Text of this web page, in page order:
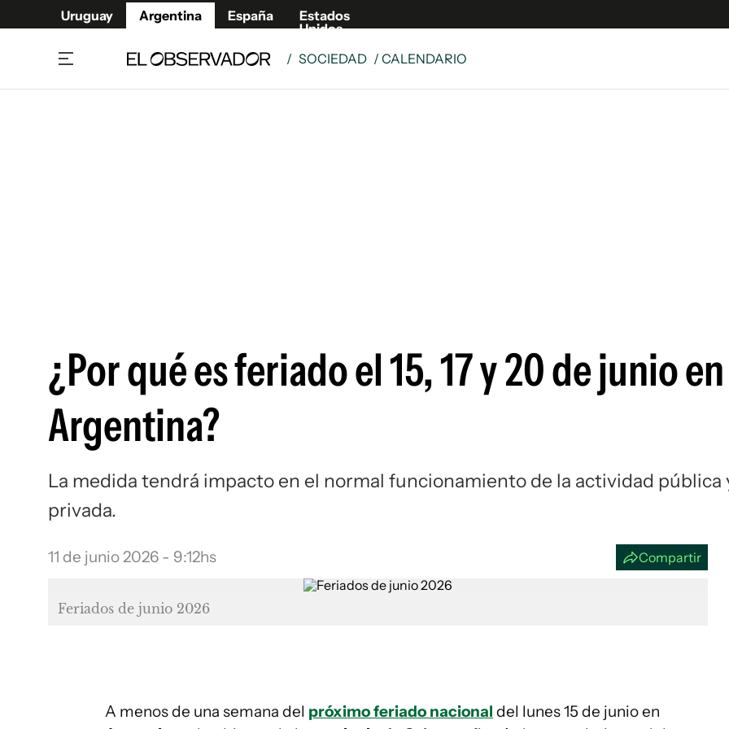
Uruguay Argentina España
Estados
Unidos
/ SOCIEDAD / CALENDARIO
¿Por qué es feriado el 15, 17 y 20 de junio en
Argentina?
La medida tendrá impacto en el normal funcionamiento de la actividad pública
privada.
11 de junio 2026 - 9:12hs Compartir
Feriados de junio 2026
A menos de una semana del próximo feriado nacional del lunes 15 de junio en